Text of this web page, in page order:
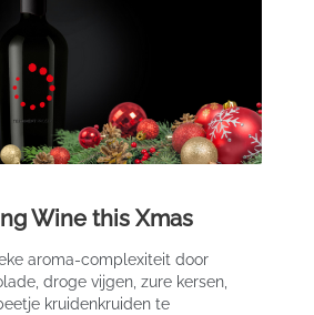
Wine this Xmas
aroma-complexiteit door
droge vijgen, zure kersen,
kruidenkruiden te